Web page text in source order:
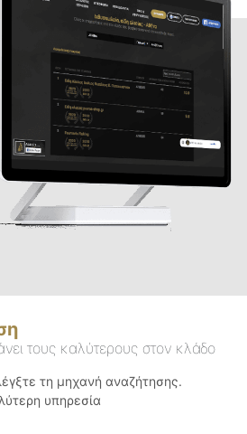
τους καλύτερους στον κλάδο
τη μηχανή αναζήτησης.
υπηρεσία